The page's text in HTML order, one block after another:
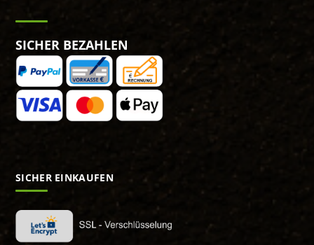
SICHER BEZAHLEN
SICHER EINKAUFEN